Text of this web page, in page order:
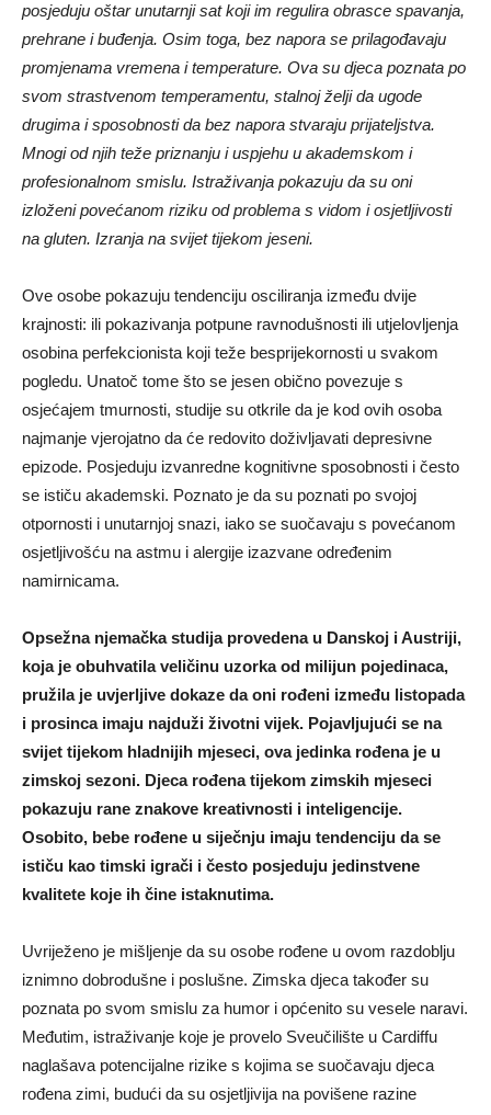
posjeduju oštar unutarnji sat koji im regulira obrasce spavanja,
prehrane i buđenja. Osim toga, bez napora se prilagođavaju
promjenama vremena i temperature. Ova su djeca poznata po
svom strastvenom temperamentu, stalnoj želji da ugode
drugima i sposobnosti da bez napora stvaraju prijateljstva.
Mnogi od njih teže priznanju i uspjehu u akademskom i
profesionalnom smislu. Istraživanja pokazuju da su oni
izloženi povećanom riziku od problema s vidom i osjetljivosti
na gluten. Izranja na svijet tijekom jeseni.
Ove osobe pokazuju tendenciju osciliranja između dvije
krajnosti: ili pokazivanja potpune ravnodušnosti ili utjelovljenja
osobina perfekcionista koji teže besprijekornosti u svakom
pogledu. Unatoč tome što se jesen obično povezuje s
osjećajem tmurnosti, studije su otkrile da je kod ovih osoba
najmanje vjerojatno da će redovito doživljavati depresivne
epizode. Posjeduju izvanredne kognitivne sposobnosti i često
se ističu akademski. Poznato je da su poznati po svojoj
otpornosti i unutarnjoj snazi, iako se suočavaju s povećanom
osjetljivošću na astmu i alergije izazvane određenim
namirnicama.
Opsežna njemačka studija provedena u Danskoj i Austriji,
koja je obuhvatila veličinu uzorka od milijun pojedinaca,
pružila je uvjerljive dokaze da oni rođeni između listopada
i prosinca imaju najduži životni vijek. Pojavljujući se na
svijet tijekom hladnijih mjeseci, ova jedinka rođena je u
zimskoj sezoni. Djeca rođena tijekom zimskih mjeseci
pokazuju rane znakove kreativnosti i inteligencije.
Osobito, bebe rođene u siječnju imaju tendenciju da se
ističu kao timski igrači i često posjeduju jedinstvene
kvalitete koje ih čine istaknutima.
Uvriježeno je mišljenje da su osobe rođene u ovom razdoblju
iznimno dobrodušne i poslušne. Zimska djeca također su
poznata po svom smislu za humor i općenito su vesele naravi.
Međutim, istraživanje koje je provelo Sveučilište u Cardiffu
naglašava potencijalne rizike s kojima se suočavaju djeca
rođena zimi, budući da su osjetljivija na povišene razine